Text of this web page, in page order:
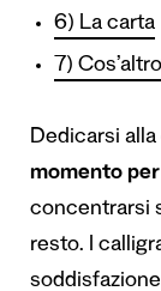
6) La carta
7)
Dedicarsi alla
momento
concentrarsi
resto. I